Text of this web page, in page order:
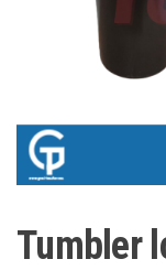
Tumbler